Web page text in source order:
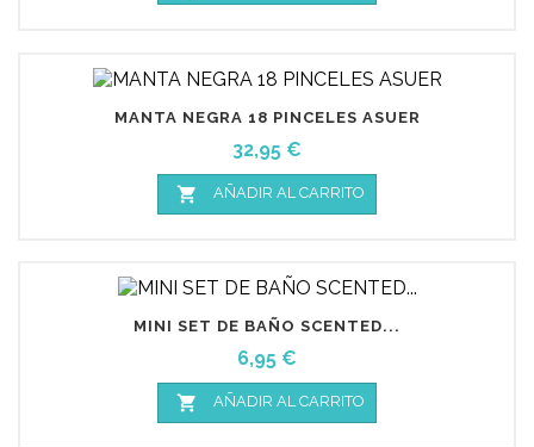
MANTA NEGRA 18 PINCELES ASUER
Precio
32,95 €
 AÑADIR AL CARRITO
MINI SET DE BAÑO SCENTED...
Precio
6,95 €
 AÑADIR AL CARRITO